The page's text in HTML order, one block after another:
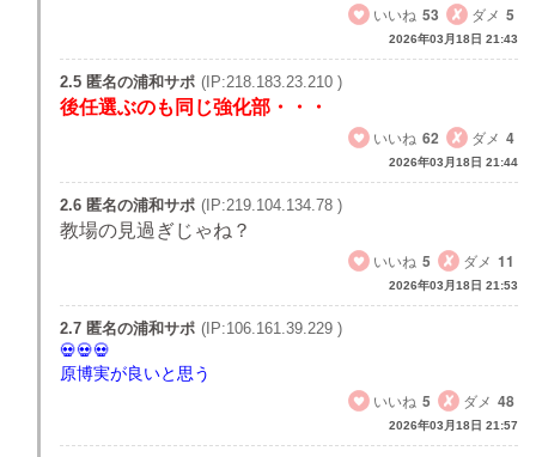
いいね 53 ダメ 5
2026年03月18日 21:43
2.5 匿名の浦和サポ (IP:218.183.23.210 )
後任選ぶのも同じ強化部・・・
いいね 62 ダメ 4
2026年03月18日 21:44
2.6 匿名の浦和サポ (IP:219.104.134.78 )
教場の見過ぎじゃね？
いいね 5 ダメ 11
2026年03月18日 21:53
2.7 匿名の浦和サポ (IP:106.161.39.229 )
原博実が良いと思う
いいね 5 ダメ 48
2026年03月18日 21:57